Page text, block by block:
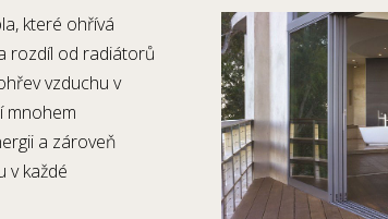
které ohřívá
rozdíl od radiátorů
vzduchu v
mnohem
a zároveň
v každé